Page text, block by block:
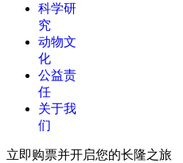
科学研
究
动物文
化
公益责
任
关于我
们
立即购票并开启您的长隆之旅